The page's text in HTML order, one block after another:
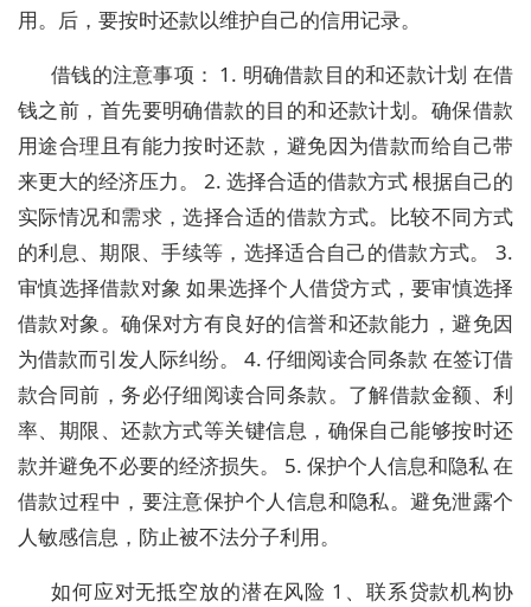
用。后，要按时还款以维护自己的信用记录。
借钱的注意事项： 1. 明确借款目的和还款计划 在借
钱之前，首先要明确借款的目的和还款计划。确保借款
用途合理且有能力按时还款，避免因为借款而给自己带
来更大的经济压力。 2. 选择合适的借款方式 根据自己的
实际情况和需求，选择合适的借款方式。比较不同方式
的利息、期限、手续等，选择适合自己的借款方式。 3.
审慎选择借款对象 如果选择个人借贷方式，要审慎选择
借款对象。确保对方有良好的信誉和还款能力，避免因
为借款而引发人际纠纷。 4. 仔细阅读合同条款 在签订借
款合同前，务必仔细阅读合同条款。了解借款金额、利
率、期限、还款方式等关键信息，确保自己能够按时还
款并避免不必要的经济损失。 5. 保护个人信息和隐私 在
借款过程中，要注意保护个人信息和隐私。避免泄露个
人敏感信息，防止被不法分子利用。
如何应对无抵空放的潜在风险 1‌、联系贷款机构协